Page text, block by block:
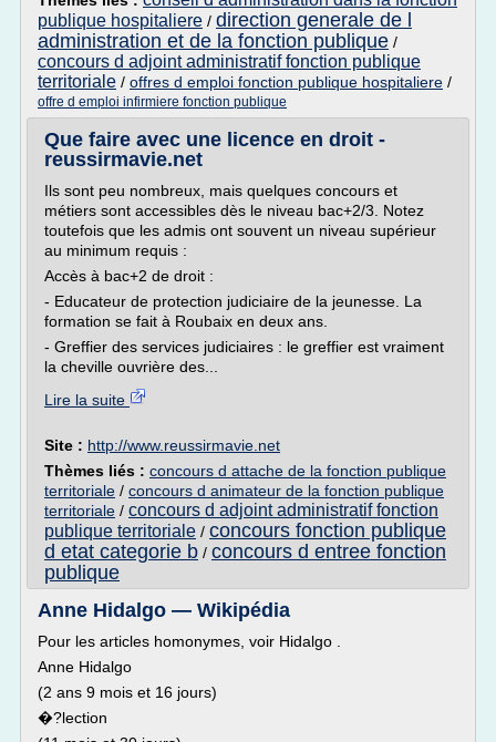
publique hospitaliere / direction generale de l
administration et de la fonction publique /
concours d adjoint administratif fonction publique
territoriale / offres d emploi fonction publique hospitaliere /
offre d emploi infirmiere fonction publique
Que faire avec une licence en droit -
reussirmavie.net
Ils sont peu nombreux, mais quelques concours et
métiers sont accessibles dès le niveau bac+2/3. Notez
toutefois que les admis ont souvent un niveau supérieur
au minimum requis :
Accès à bac+2 de droit :
- Educateur de protection judiciaire de la jeunesse. La
formation se fait à Roubaix en deux ans.
- Greffier des services judiciaires : le greffier est vraiment
la cheville ouvrière des...
Lire la suite
Site : http://www.reussirmavie.net
Thèmes liés : concours d attache de la fonction publique
territoriale / concours d animateur de la fonction publique
territoriale / concours d adjoint administratif fonction
publique territoriale / concours fonction publique
d etat categorie b / concours d entree fonction
publique
Anne Hidalgo — Wikipédia
Pour les articles homonymes, voir Hidalgo .
Anne Hidalgo
(2 ans 9 mois et 16 jours)
�?lection